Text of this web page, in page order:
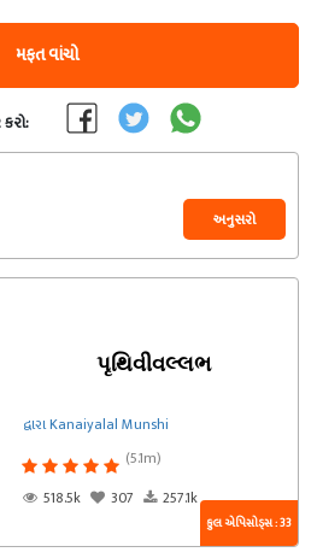
મફત વાંચો
અનુસરો
પૃથિવીવલ્લભ
દ્વારા Kanaiyalal Munshi
(5.1m)
518.5k
307 257.1k
કુલ એપિસોડ્સ : 33